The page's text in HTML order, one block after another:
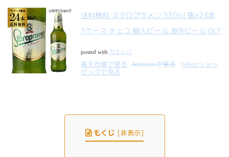
送料無料 スタロプラメン 330ml 瓶×24本
1ケース チェコ 輸入ビール 海外ビール GLY
posted with カエレバ
楽天市場で見る Amazonで見る Yahooショッ
ピングで見る
もくじ [非表示]